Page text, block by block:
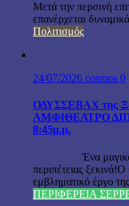
Μετά την περσινή
επανέρχεται
Πολιτισμός
24/07/2026 cosmos 0
ΟΔΥΣΣΕΒΑΧ της
ΑΜΦΙΘΕΑΤΡΟ
8:45μ.μ.
Ένα μαγικό
περιπέτειας
εμβληματικό έργο
ΠΕΡΙΦΕΡΕΙΑ